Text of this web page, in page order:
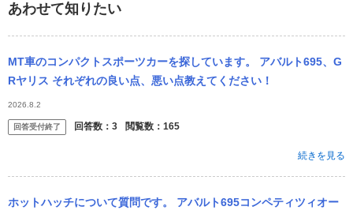
あわせて知りたい
MT車のコンパクトスポーツカーを探しています。 アバルト695、G
Rヤリス それぞれの良い点、悪い点教えてください！
2026.8.2
回答受付終了 回答数： 3 閲覧数： 165
続きを見る
ホットハッチについて質問です。 アバルト695コンペティツィオー